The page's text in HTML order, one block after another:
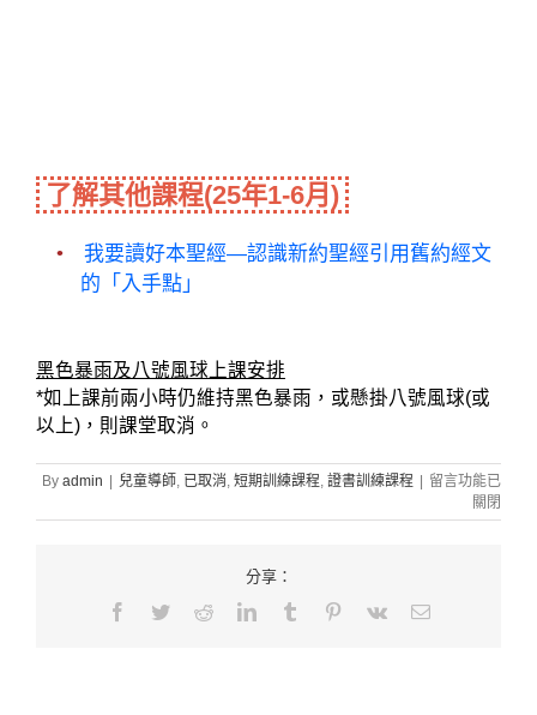
了解其他課程(25年1-6月)
我要讀好本聖經—認識新約聖經引用舊約經文
的「入手點」
黑色暴雨及八號風球上課安排
*如上課前兩小時仍維持黑色暴雨，或懸掛八號風球(或
以上)，則課堂取消。
By admin 兒童導師, 已取消, 短期訓練課程, 證書訓練課程
在
〈251A16
陪
共
留言功能已
關閉
分享：
Facebook
TwitterRedditLinkedInTumblr Pinterest
Vk Email: